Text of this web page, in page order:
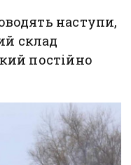
наступи,
склад
постійно